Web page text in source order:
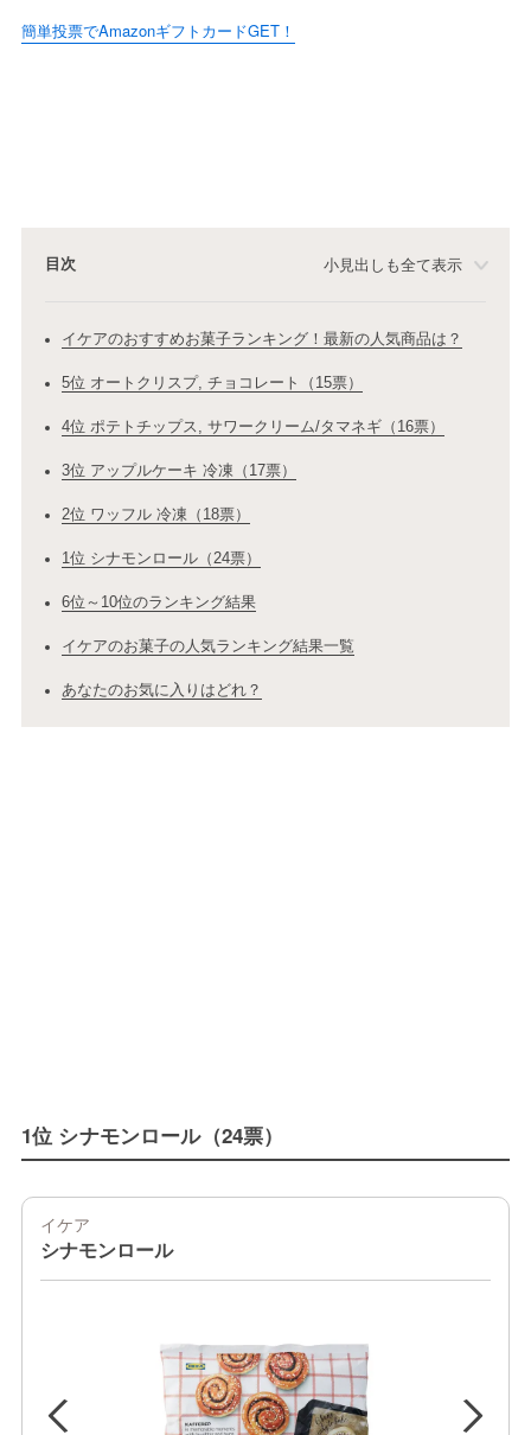
簡単投票でAmazonギフトカードGET！
目次 小見出しも全て表示
イケアのおすすめお菓子ランキング！最新の人気商品は？
5位 オートクリスプ, チョコレート（15票）
4位 ポテトチップス, サワークリーム/タマネギ（16票）
3位 アップルケーキ 冷凍（17票）
2位 ワッフル 冷凍（18票）
1位 シナモンロール（24票）
6位～10位のランキング結果
イケアのお菓子の人気ランキング結果一覧
あなたのお気に入りはどれ？
1位 シナモンロール（24票）
イケア
シナモンロール